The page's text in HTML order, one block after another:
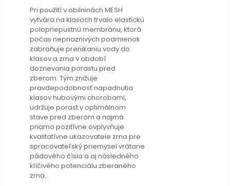
Pri použití v obilninách MESH
vytvára na klasoch trvalo elastickú
polopriepustnú membránu, ktorá
počas nepriaznivých podmienok
zabraňuje prenikaniu vody do
klasov a zrna v období
dozrievania porastu pred
zberom. Tým znižuje
pravdepodobnosť napadnutia
klasov hubovými chorobami,
udržuje porast v optimálnom
stave pred zberom a najmä
priamo pozitívne ovplyvňuje
kvalitatívne ukazovatele zrna pre
spracovateľský priemysel vrátane
pádového čísla a aj následného
klíčivého potenciálu zberaného
zrna.